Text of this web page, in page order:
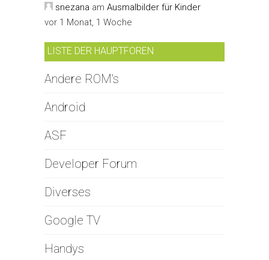
snezana am Ausmalbilder für Kinder
vor 1 Monat, 1 Woche
LISTE DER HAUPTFOREN
Andere ROM's
Android
ASF
Developer Forum
Diverses
Google TV
Handys